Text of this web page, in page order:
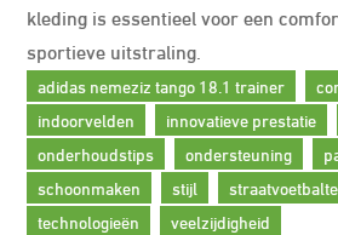
kleding is essentieel voor een
sportieve uitstraling.
adidas nemeziz tango 18.1 trainer
indoorvelden
innovatieve prestatie
onderhoudstips
ondersteuning
schoonmaken
stijl
technologieën
veelzijdigheid